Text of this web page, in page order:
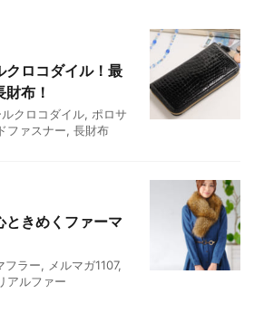
クロコダイル！最
布！
ルクロコダイル, ポロサ
ファスナー, 長財布
ときめくファーマ
フラー, メルマガ1107,
アルファー